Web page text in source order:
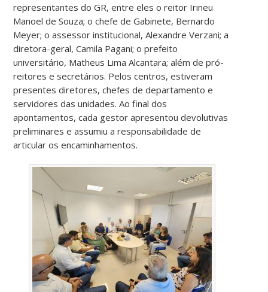
representantes do GR, entre eles o reitor Irineu
Manoel de Souza; o chefe de Gabinete, Bernardo
Meyer; o assessor institucional, Alexandre Verzani; a
diretora-geral, Camila Pagani; o prefeito
universitário, Matheus Lima Alcantara; além de pró-
reitores e secretários. Pelos centros, estiveram
presentes diretores, chefes de departamento e
servidores das unidades. Ao final dos
apontamentos, cada gestor apresentou devolutivas
preliminares e assumiu a responsabilidade de
articular os encaminhamentos.